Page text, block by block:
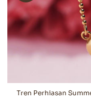
Tren Perhiasan